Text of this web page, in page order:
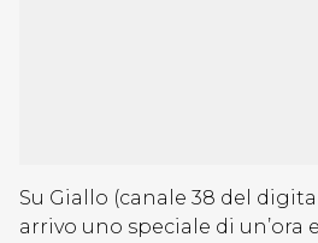
Su Giallo (canale 38 del
arrivo uno speciale di un’ora